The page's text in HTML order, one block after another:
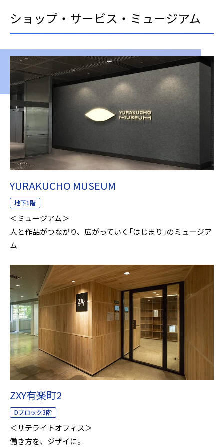
ショップ・サービス・ミュージアム
YURAKUCHO MUSEUM
地下1階
＜ミュージアム＞
人と作品がつながり、広がっていく「はじまり」のミュージア
ム
ZXY有楽町2
Dブロック3階
＜サテライトオフィス＞
働き方を、ジザイに。